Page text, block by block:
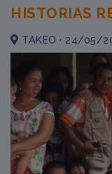
HISTORIAS
TAKEO · 24/05/